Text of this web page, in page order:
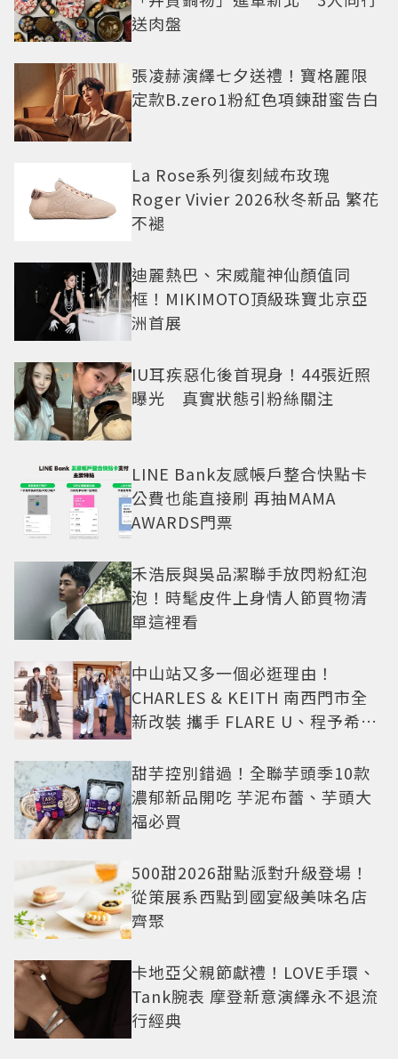
送肉盤
張凌赫演繹七夕送禮！寶格麗限
定款B.zero1粉紅色項鍊甜蜜告白
La Rose系列復刻絨布玫瑰
Roger Vivier 2026秋冬新品 繁花
不褪
迪麗熱巴、宋威龍神仙顏值同
框！MIKIMOTO頂級珠寶北京亞
洲首展
IU耳疾惡化後首現身！44張近照
曝光 真實狀態引粉絲關注
LINE Bank友感帳戶整合快點卡
公費也能直接刷 再抽MAMA
AWARDS門票
禾浩辰與吳品潔聯手放閃粉紅泡
泡！時髦皮件上身情人節買物清
單這裡看
中山站又多一個必逛理由！
CHARLES & KEITH 南西門市全
新改裝 攜手 FLARE U、程予希演
甜芋控別錯過！全聯芋頭季10款
濃郁新品開吃 芋泥布蕾、芋頭大
福必買
500甜2026甜點派對升級登場！
從策展系西點到國宴級美味名店
齊聚
卡地亞父親節獻禮！LOVE手環、
Tank腕表 摩登新意演繹永不退流
行經典